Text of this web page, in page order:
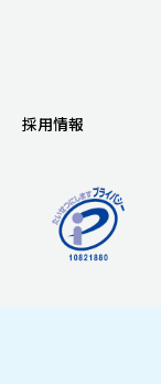
採用情報